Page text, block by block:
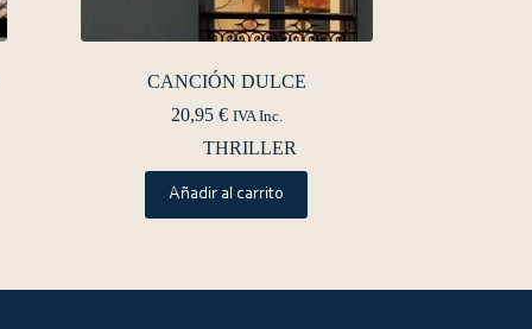
CANCIÓN DULCE
20,95 € IVA Inc.
THRILLER
Añadir al carrito